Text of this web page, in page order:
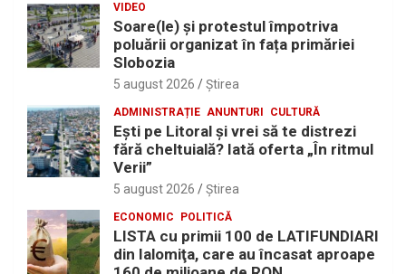
VIDEO
Soare(le) și protestul împotriva
poluării organizat în fața primăriei
Slobozia
5 august 2026 Ştirea
ADMINISTRAȚIE ANUNTURI CULTURĂ
Eşti pe Litoral şi vrei să te distrezi
fără cheltuială? Iată oferta „În ritmul
Verii”
5 august 2026 Ştirea
ECONOMIC POLITICĂ
LISTA cu primii 100 de LATIFUNDIARI
din Ialomiţa, care au încasat aproape